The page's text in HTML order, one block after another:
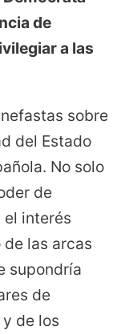
de
a las
sobre
del Estado
No solo
de
interés
las arcas
supondría
de
de los